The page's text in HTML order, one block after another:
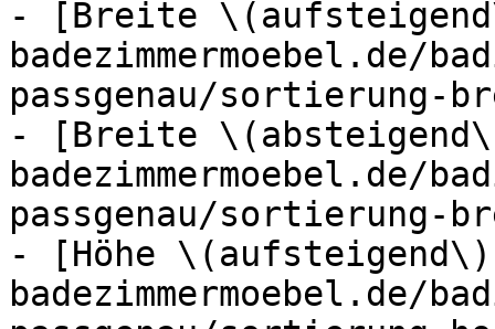
- [Breite
passgenau/sortierung-
- [Breite
passgenau/sortierung-
- [Höhe